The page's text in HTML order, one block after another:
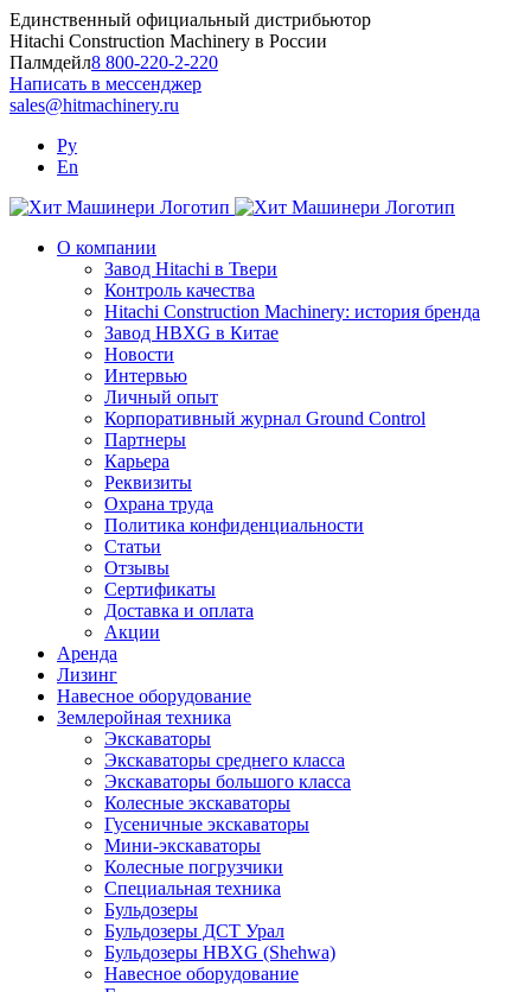
Skip
to
content
Единственный официальный дистрибьютор
Hitachi Construction Machinery в России
Палмдейл8 800-220-2-220
Написать в мессенджер
sales@hitmachinery.ru
Ру
En
О компании
Завод Hitachi в Твери
Контроль качества
Hitachi Construction Machinery: история бренда
Завод HBXG в Китае
Новости
Интервью
Личный опыт
Корпоративный журнал Ground Control
Партнеры
Карьера
Реквизиты
Охрана труда
Политика конфиденциальности
Статьи
Отзывы
Сертификаты
Доставка и оплата
Акции
Аренда
Лизинг
Навесное оборудование
Землеройная техника
Экскаваторы
Экскаваторы среднего класса
Экскаваторы большого класса
Колесные экскаваторы
Гусеничные экскаваторы
Мини-экскаваторы
Колесные погрузчики
Специальная техника
Бульдозеры
Бульдозеры ДСТ Урал
Бульдозеры HBXG (Shehwa)
Навесное оборудование